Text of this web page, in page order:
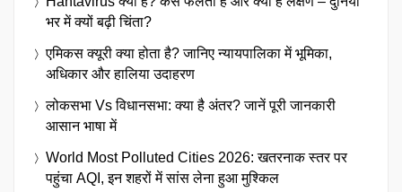
भर में क्यों बढ़ी चिंता?
एमिकस क्यूरी क्या होता है? जानिए न्यायपालिका में भूमिका,
अधिकार और हालिया उदाहरण
लोकसभा Vs विधानसभा: क्या है अंतर? जानें पूरी जानकारी
आसान भाषा में
World Most Polluted Cities 2026: खतरनाक स्तर पर
पहुंचा AQI, इन शहरों में सांस लेना हुआ मुश्किल